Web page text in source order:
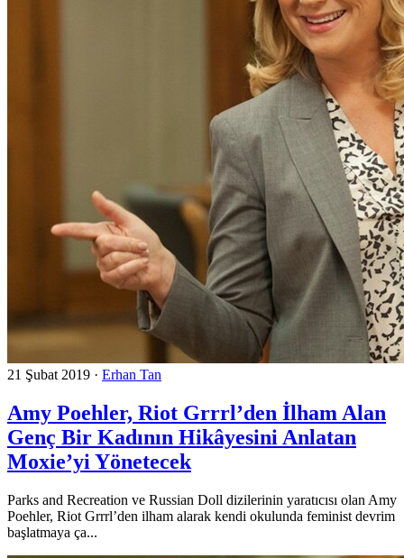
21 Şubat 2019 · Erhan Tan
Amy Poehler, Riot Grrrl’den İlham Alan
Genç Bir Kadının Hikâyesini Anlatan
Moxie’yi Yönetecek
Parks and Recreation ve Russian Doll dizilerinin yaratıcısı olan Amy
Poehler, Riot Grrrl’den ilham alarak kendi okulunda feminist devrim
başlatmaya ça...